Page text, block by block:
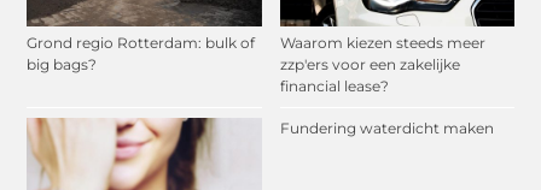
Grond regio Rotterdam: bulk of
big bags?
Waarom kiezen steeds meer
zzp'ers voor een zakelijke
financial lease?
Fundering waterdicht maken